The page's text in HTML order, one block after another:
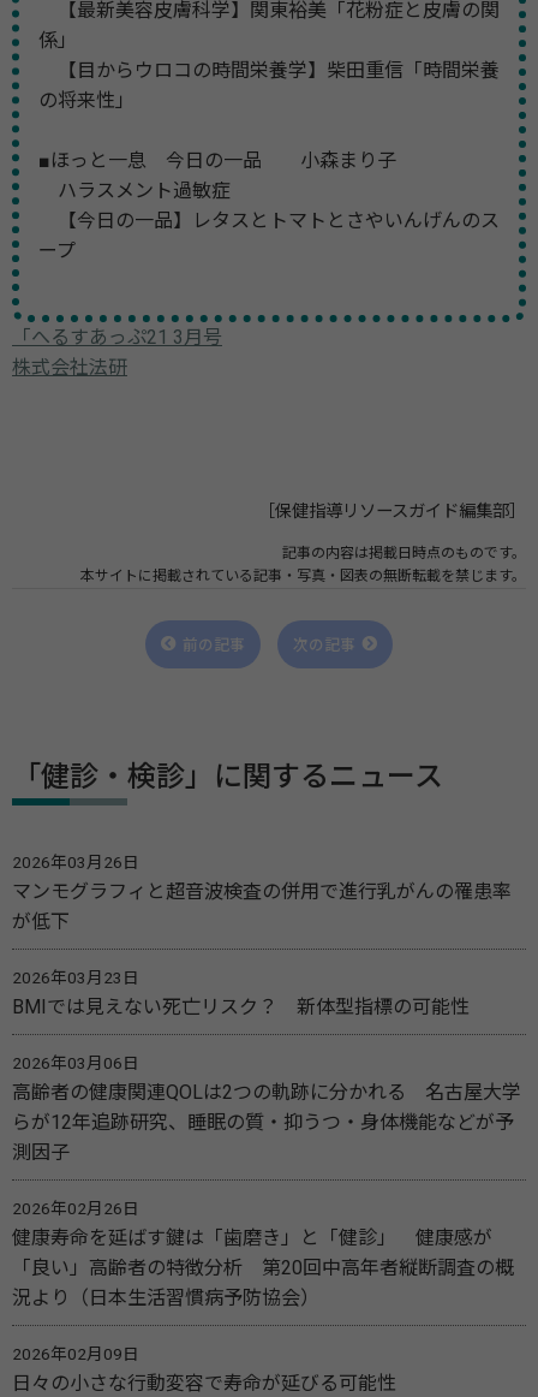
【最新美容皮膚科学】関東裕美「花粉症と皮膚の関
係」
【目からウロコの時間栄養学】柴田重信「時間栄養
の将来性」
■ほっと一息 今日の一品 小森まり子
ハラスメント過敏症
【今日の一品】レタスとトマトとさやいんげんのス
ープ
「へるすあっぷ21 3月号
株式会社法研
［保健指導リソースガイド編集部］
記事の内容は掲載日時点のものです。
本サイトに掲載されている記事・写真・図表の無断転載を禁じます。
前の記事 次の記事
「健診・検診」に関するニュース
2026年03月26日
マンモグラフィと超音波検査の併用で進行乳がんの罹患率
が低下
2026年03月23日
BMIでは見えない死亡リスク？ 新体型指標の可能性
2026年03月06日
高齢者の健康関連QOLは2つの軌跡に分かれる 名古屋大学
らが12年追跡研究、睡眠の質・抑うつ・身体機能などが予
測因子
2026年02月26日
健康寿命を延ばす鍵は「歯磨き」と「健診」 健康感が
「良い」高齢者の特徴分析 第20回中高年者縦断調査の概
況より（日本生活習慣病予防協会）
2026年02月09日
日々の小さな行動変容で寿命が延びる可能性